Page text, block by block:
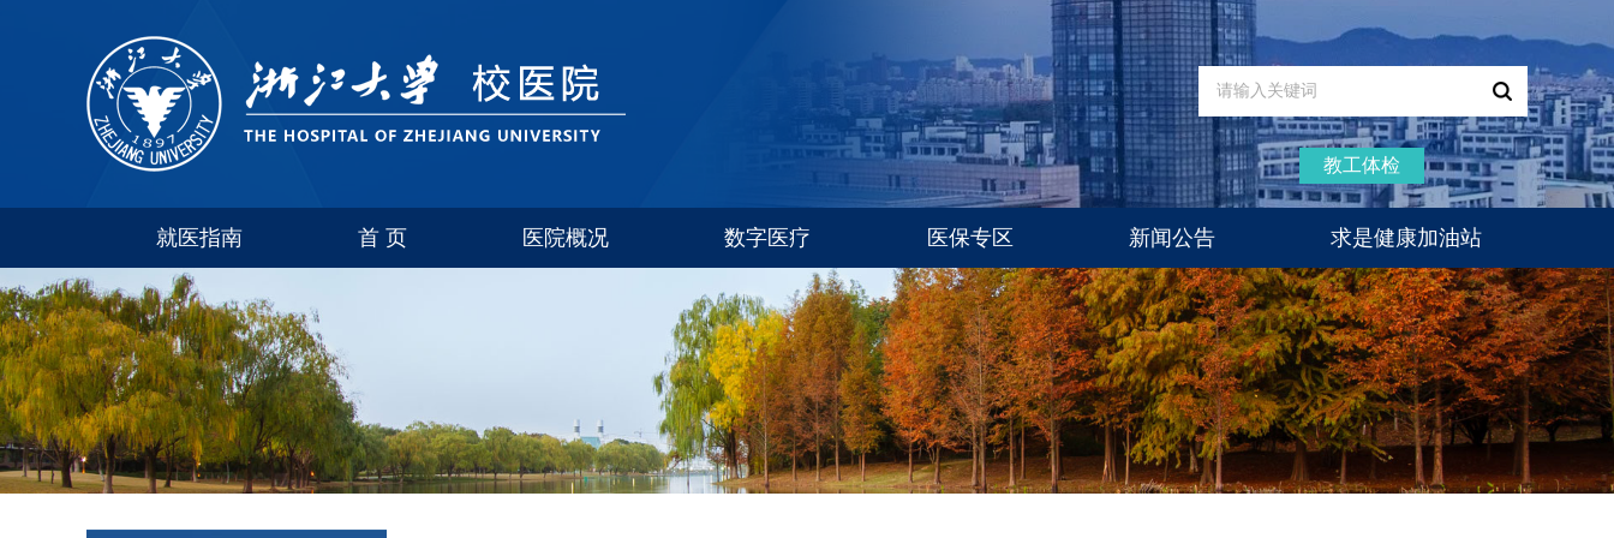
教工体检
就医指南
玉泉
西溪
紫金港
华家池
首 页 医院概况 数字医疗 医保专区 新闻公告
通知公告
新闻动态
医疗动态
体检通知
专家门诊
求是健康加油站